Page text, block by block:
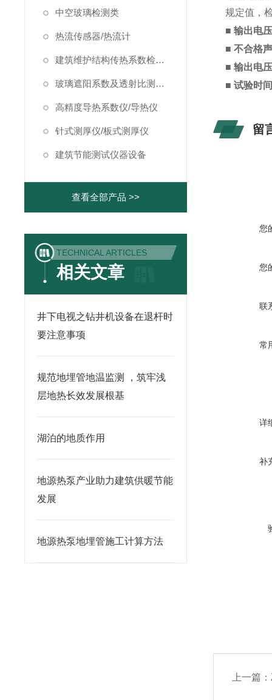
中空玻璃检测类
热流传感器/热流计
建筑维护结构传热系数检测仪/温度热流巡检仪
玻璃遮阳系数及透射比测定仪
高精度导热系数仪/导热仪
针式测厚仪/板式测厚仪
建筑节能测试仪器设备
查看全部产品 >>
TECHNICAL ARTICLES
相关文章
井下电视之钻井机设备在退杆时
要注意事项
规范地埋管地温监测 ，筑牢浅
层地热长效发展根基
湖泊的地质作用
地源热泵产业助力建筑供暖节能
发展
地源热泵地埋管施工计算方法
规定值，
■ 输出电
■ 不合格
■输出电
■ 试验时
留
您
您
联
常
详
补
上一篇：